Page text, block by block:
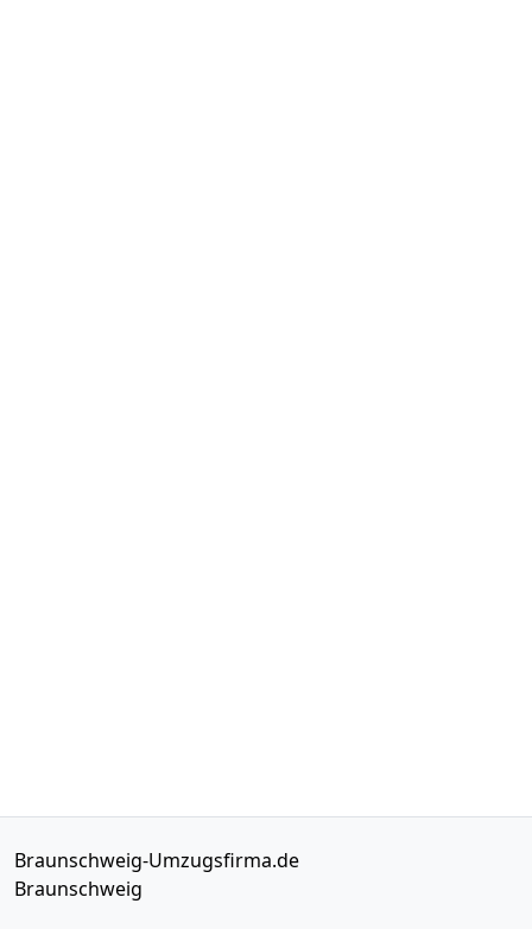
Braunschweig-Umzugsfirma.de
Braunschweig